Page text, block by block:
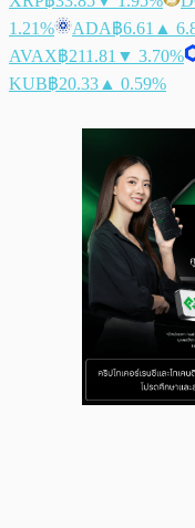
1.21%
ADA฿6.61 ▲
AVAX฿211.81 ▼ 3.70%
KUB฿20.33 ▲ 0.59%